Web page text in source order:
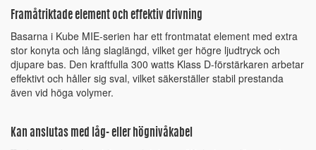
Framåtriktade element och effektiv drivning
Basarna i Kube MIE-serien har ett frontmatat element med extra
stor konyta och lång slaglängd, vilket ger högre ljudtryck och
djupare bas. Den kraftfulla 300 watts Klass D-förstärkaren arbetar
effektivt och håller sig sval, vilket säkerställer stabil prestanda
även vid höga volymer.
Kan anslutas med låg- eller högnivåkabel